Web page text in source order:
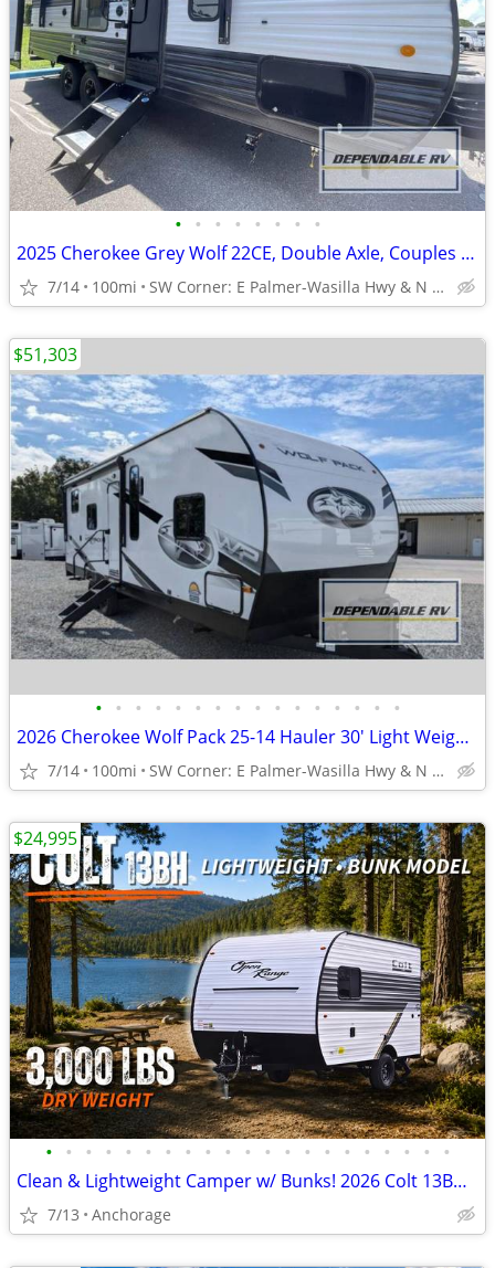
• • • • • • • •
2025 Cherokee Grey Wolf 22CE, Double Axle, Couples Coach Beautiful...
7/14 100mi SW Corner: E Palmer-Wasilla Hwy & N Seward Meridian Pkwy
• • • • • • • • • • • • • • • •
2026 Cherokee Wolf Pack 25-14 Hauler 30' Light Weight!!!
7/14 100mi SW Corner: E Palmer-Wasilla Hwy & N Seward Meridian Pkwy
$51,303
• • • • • • • • • • • • • • • • • • • • •
Clean & Lightweight Camper w/ Bunks! 2026 Colt 13BH (Limited Units)
7/13 Anchorage
$24,995